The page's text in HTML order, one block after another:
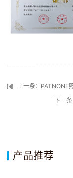
上一条：PATNONE
下一
产品推荐